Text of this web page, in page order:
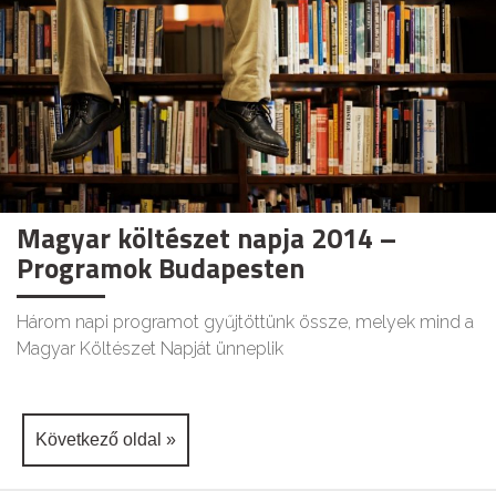
Magyar költészet napja 2014 –
Programok Budapesten
Három napi programot gyűjtöttünk össze, melyek mind a
Magyar Költészet Napját ünneplik
Következő oldal »